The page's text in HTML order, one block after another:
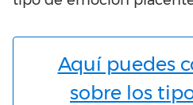
Aquí puedes
sobre los